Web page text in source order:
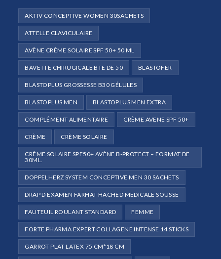
onglet
AKTIV CONCEPTIVE WOMEN 30SACHETS
ATTELLE CLAVICULAIRE
AVÈNE CRÈME SOLAIRE SPF 50+ 50 ML
BAVETTE CHIRUGICALE BTE DE 50 BLASTOFER
BLASTOPLUS GROSSESSE B30 GÉLULES
BLASTOPLUS MEN BLASTOPLUS MEN EXTRA
COMPLÉMENT ALIMENTAIRE CRÈME AVENE SPF 50+
CRÈME CRÈME SOLAIRE
CRÈME SOLAIRE SPF50+ AVÈNE B-PROTECT – FORMAT DE
30ML.
DOPPELHERZ SYSTEM CONCEPTIVE MEN 30 SACHETS
DRAP D EXAMEN FARHAT HACHED MEDICALE SOUSSE
FAUTEUIL ROULANT STANDARD FEMME
FORTE PHARMA EXPERT COLLAGENE INTENSE 14 STICKS
GARROT PLAT LATEX 75 CM*18 CM